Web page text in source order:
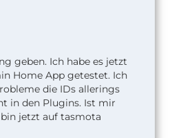
geben. Ich habe es jetzt
Home App getestet. Ich
die IDs allerings
in den Plugins. Ist mir
jetzt auf tasmota